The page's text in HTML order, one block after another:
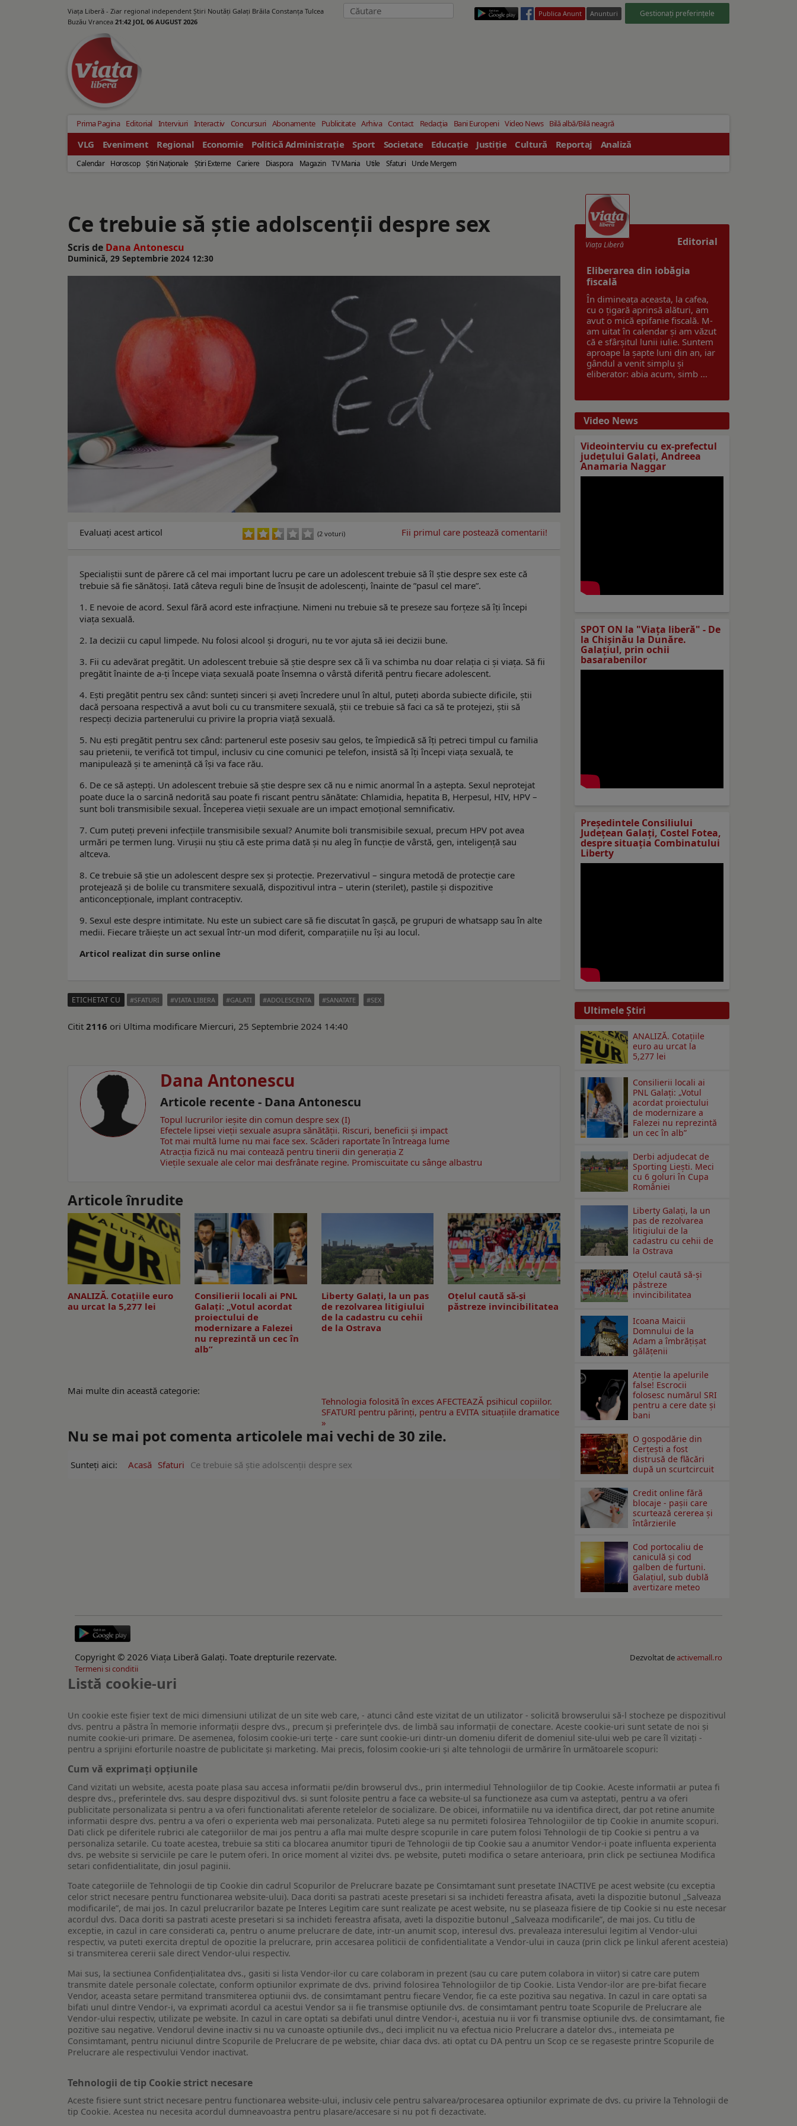
Viața Liberă - Ziar regional independent Știri Noutăți Galaţi Brăila Constanţa Tulcea
Buzău Vrancea 21:42 JOI, 06 AUGUST 2026
Publica Anunt Anunturi Gestionați preferințele
Prima Pagina Editorial Interviuri Interactiv Concursuri Abonamente Publicitate Arhiva Contact Redacția Bani Europeni Video News Bilă albă/Bilă neagră
VLG Eveniment Regional Economie Politică Administrație Sport Societate Educație Justiție Cultură Reportaj Analiză
Calendar Horoscop Ştiri Naţionale Ştiri Externe Cariere Diaspora Magazin TV Mania Utile Sfaturi Unde Mergem
Ce trebuie să știe adolscenții despre sex
Scris de Dana Antonescu
Duminică, 29 Septembrie 2024 12:30
Evaluaţi acest articol (2 voturi) Fii primul care postează comentarii!
Specialiștii sunt de părere că cel mai important lucru pe care un adolescent trebuie să îl știe despre sex este că
trebuie să fie sănătoşi. Iată câteva reguli bine de însușit de adolescenți, înainte de ”pasul cel mare”.
1. E nevoie de acord. Sexul fără acord este infracțiune. Nimeni nu trebuie să te preseze sau forţeze să îți începi
viaţa sexuală.
2. Ia decizii cu capul limpede. Nu folosi alcool şi droguri, nu te vor ajuta să iei decizii bune.
3. Fii cu adevărat pregătit. Un adolescent trebuie să știe despre sex că îi va schimba nu doar relația ci și viața. Să fii
pregătit înainte de a-ți începe viaţa sexuală poate însemna o vârstă diferită pentru fiecare adolescent.
4. Ești pregătit pentru sex când: sunteți sinceri și aveți încredere unul în altul, puteţi aborda subiecte dificile, știi
dacă persoana respectivă a avut boli cu cu transmitere sexuală, știi ce trebuie să faci ca să te protejezi, știi să
respecți decizia partenerului cu privire la propria viață sexuală.
5. Nu ești pregătit pentru sex când: partenerul este posesiv sau gelos, te împiedică să îți petreci timpul cu familia
sau prietenii, te verifică tot timpul, inclusiv cu cine comunici pe telefon, insistă să îți începi viaţa sexuală, te
manipulează şi te ameninţă că îşi va face rău.
6. De ce să aştepți. Un adolescent trebuie să știe despre sex că nu e nimic anormal în a aştepta. Sexul neprotejat
poate duce la o sarcină nedorită sau poate fi riscant pentru sănătate: Chlamidia, hepatita B, Herpesul, HIV, HPV –
sunt boli transmisibile sexual. Începerea vieții sexuale are un impact emoțional semnificativ.
7. Cum puteţi preveni infecţiile transmisibile sexual? Anumite boli transmisibile sexual, precum HPV pot avea
urmări pe termen lung. Virușii nu știu că este prima dată și nu aleg în funcție de vârstă, gen, inteligență sau
altceva.
8. Ce trebuie să știe un adolescent despre sex și protecție. Prezervativul – singura metodă de protecție care
protejează și de bolile cu transmitere sexuală, dispozitivul intra – uterin (sterilet), pastile și dispozitive
anticoncepționale, implant contraceptiv.
9. Sexul este despre intimitate. Nu este un subiect care să fie discutat în gașcă, pe grupuri de whatsapp sau în alte
medii. Fiecare trăiește un act sexual într-un mod diferit, comparațiile nu își au locul.
Articol realizat din surse online
ETICHETAT CU SFATURI VIATA LIBERA GALATI ADOLESCENTA SANATATE SEX
Citit 2116 ori Ultima modificare Miercuri, 25 Septembrie 2024 14:40
Dana Antonescu
Articole recente - Dana Antonescu
Topul lucrurilor ieşite din comun despre sex (I)
Efectele lipsei vieții sexuale asupra sănătății. Riscuri, beneficii și impact
Tot mai multă lume nu mai face sex. Scăderi raportate în întreaga lume
Atracția fizică nu mai contează pentru tinerii din generația Z
Viețile sexuale ale celor mai desfrânate regine. Promiscuitate cu sânge albastru
Articole înrudite
ANALIZĂ. Cotațiile euro
au urcat la 5,277 lei
Consilierii locali ai PNL
Galaţi: „Votul acordat
proiectului de
modernizare a Falezei
nu reprezintă un cec în
alb”
Liberty Galați, la un pas
de rezolvarea litigiului
de la cadastru cu cehii
de la Ostrava
Oțelul caută să-și
păstreze invincibilitatea
Mai multe din această categorie:
Tehnologia folosită în exces AFECTEAZĂ psihicul copiilor.
SFATURI pentru părinţi, pentru a EVITA situaţiile dramatice
»
Nu se mai pot comenta articolele mai vechi de 30 zile.
Sunteți aici: Acasă Sfaturi Ce trebuie să știe adolscenții despre sex
Editorial
Viaţa Liberă
Eliberarea din iobăgia
fiscală
În dimineața aceasta, la cafea,
cu o țigară aprinsă alături, am
avut o mică epifanie fiscală. M-
am uitat în calendar și am văzut
că e sfârșitul lunii iulie. Suntem
aproape la șapte luni din an, iar
gândul a venit simplu și
eliberator: abia acum, simb ...
Video News
Videointerviu cu ex-prefectul
judeţului Galaţi, Andreea
Anamaria Naggar
SPOT ON la "Viaţa liberă" - De
la Chișinău la Dunăre.
Galațiul, prin ochii
basarabenilor
Preşedintele Consiliului
Judeţean Galaţi, Costel Fotea,
despre situaţia Combinatului
Liberty
Ultimele Ştiri
ANALIZĂ. Cotațiile
euro au urcat la
5,277 lei
Consilierii locali ai
PNL Galaţi: „Votul
acordat proiectului
de modernizare a
Falezei nu reprezintă
un cec în alb”
Derbi adjudecat de
Sporting Liești. Meci
cu 6 goluri în Cupa
României
Liberty Galați, la un
pas de rezolvarea
litigiului de la
cadastru cu cehii de
la Ostrava
Oțelul caută să-și
păstreze
invincibilitatea
Icoana Maicii
Domnului de la
Adam a îmbrățișat
gălățenii
Atenție la apelurile
false! Escrocii
folosesc numărul SRI
pentru a cere date și
bani
O gospodărie din
Cerțești a fost
distrusă de flăcări
după un scurtcircuit
Credit online fără
blocaje - pașii care
scurtează cererea și
întârzierile
Cod portocaliu de
caniculă și cod
galben de furtuni.
Galațiul, sub dublă
avertizare meteo
Copyright © 2026 Viaţa Liberă Galaţi. Toate drepturile rezervate. Dezvoltat deactivemall.ro
Termeni si conditii
Listă cookie-uri
Un cookie este fişier text de mici dimensiuni utilizat de un site web care, - atunci când este vizitat de un utilizator - solicită browserului să-l stocheze pe dispozitivul
dvs. pentru a păstra în memorie informații despre dvs., precum și preferințele dvs. de limbă sau informații de conectare. Aceste cookie-uri sunt setate de noi și
numite cookie-uri primare. De asemenea, folosim cookie-uri terțe - care sunt cookie-uri dintr-un domeniu diferit de domeniul site-ului web pe care îl vizitați -
pentru a sprijini eforturile noastre de publicitate și marketing. Mai precis, folosim cookie-uri și alte tehnologii de urmărire în următoarele scopuri:
Cum vă exprimați opțiunile
Cand vizitati un website, acesta poate plasa sau accesa informatii pe/din browserul dvs., prin intermediul Tehnologiilor de tip Cookie. Aceste informatii ar putea fi
despre dvs., preferintele dvs. sau despre dispozitivul dvs. si sunt folosite pentru a face ca website-ul sa functioneze asa cum va asteptati, pentru a va oferi
publicitate personalizata si pentru a va oferi functionalitati aferente retelelor de socializare. De obicei, informatiile nu va identifica direct, dar pot retine anumite
informatii despre dvs. pentru a va oferi o experienta web mai personalizata. Puteti alege sa nu permiteti folosirea Tehnologiilor de tip Cookie in anumite scopuri.
Dati click pe diferitele rubrici ale categoriilor de mai jos pentru a afla mai multe despre scopurile in care putem folosi Tehnologii de tip Cookie si pentru a va
personaliza setarile. Cu toate acestea, trebuie sa stiti ca blocarea anumitor tipuri de Tehnologii de tip Cookie sau a anumitor Vendor-i poate influenta experienta
dvs. pe website si serviciile pe care le putem oferi. In orice moment al vizitei dvs. pe website, puteti modifica o setare anterioara, prin click pe sectiunea Modifica
setari confidentialitate, din josul paginii.
Toate categoriile de Tehnologii de tip Cookie din cadrul Scopurilor de Prelucrare bazate pe Consimtamant sunt presetate INACTIVE pe acest website (cu exceptia
celor strict necesare pentru functionarea website-ului). Daca doriti sa pastrati aceste presetari si sa inchideti fereastra afisata, aveti la dispozitie butonul „Salveaza
modificarile”, de mai jos. In cazul prelucrarilor bazate pe Interes Legitim care sunt realizate pe acest website, nu se plaseaza fisiere de tip Cookie si nu este necesar
acordul dvs. Daca doriti sa pastrati aceste presetari si sa inchideti fereastra afisata, aveti la dispozitie butonul „Salveaza modificarile”, de mai jos. Cu titlu de
exceptie, in cazul in care considerati ca, pentru o anume prelucrare de date, intr-un anumit scop, interesul dvs. prevaleaza interesului legitim al Vendor-ului
respectiv, va puteti exercita dreptul de opozitie la prelucrare, prin accesarea politicii de confidentialitate a Vendor-ului in cauza (prin click pe linkul aferent acesteia)
si transmiterea cererii sale direct Vendor-ului respectiv.
Mai sus, la sectiunea Confidențialitatea dvs., gasiti si lista Vendor-ilor cu care colaboram in prezent (sau cu care putem colabora in viitor) si catre care putem
transmite datele personale colectate, conform optiunilor exprimate de dvs. privind folosirea Tehnologiilor de tip Cookie. Lista Vendor-ilor are pre-bifat fiecare
Vendor, aceasta setare permitand transmiterea optiunii dvs. de consimtamant pentru fiecare Vendor, fie ca este pozitiva sau negativa. In cazul in care optati sa
bifati unul dintre Vendor-i, va exprimati acordul ca acestui Vendor sa ii fie transmise optiunile dvs. de consimtamant pentru toate Scopurile de Prelucrare ale
Vendor-ului respectiv, utilizate pe website. In cazul in care optati sa debifati unul dintre Vendor-i, acestuia nu ii vor fi transmise optiunile dvs. de consimtamant, fie
pozitive sau negative. Vendorul devine inactiv si nu va cunoaste optiunile dvs., deci implicit nu va efectua nicio Prelucrare a datelor dvs., intemeiata pe
Consimtamant, pentru niciunul dintre Scopurile de Prelucrare de pe website, chiar daca dvs. ati optat cu DA pentru un Scop ce se regaseste printre Scopurile de
Prelucrare ale respectivului Vendor inactivat.
Tehnologii de tip Cookie strict necesare
Aceste fisiere sunt strict necesare pentru functionarea website-ului, inclusiv cele pentru salvarea/procesarea optiunilor exprimate de dvs. cu privire la Tehnologii de
tip Cookie. Acestea nu necesita acordul dumneavoastra pentru plasare/accesare si nu pot fi dezactivate.